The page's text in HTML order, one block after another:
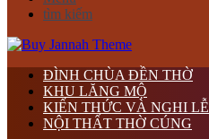
tìm kiếm
ĐÌNH CHÙA ĐỀN THỜ
KHU LĂNG MỘ
KIẾN THỨC VÀ NGHI LỄ
NỘI THẤT THỜ CÚNG